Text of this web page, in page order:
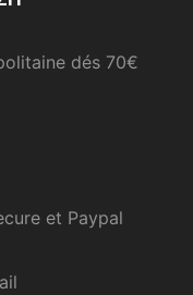
dés 70€
et Paypal